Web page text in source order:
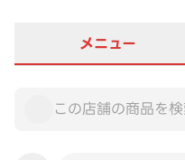
メニュー